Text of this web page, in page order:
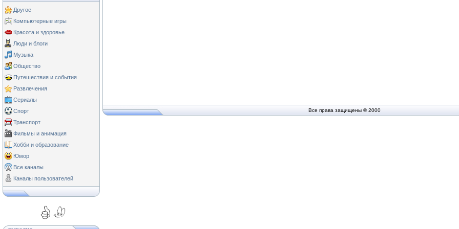
Другое
Компьютерные игры
Красота и здоровье
Люди и блоги
Музыка
Общество
Путешествия и события
Развлечения
Сериалы
Спорт
Транспорт
Фильмы и анимация
Хобби и образование
Юмор
Все каналы
Каналы пользователей
Все права защищены © 2000